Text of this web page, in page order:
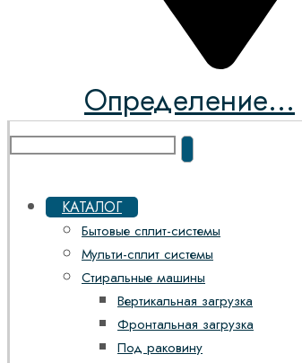
Определение...
КАТАЛОГ
Бытовые сплит-системы
Мульти-сплит системы
Стиральные машины
Вертикальная загрузка
Фронтальная загрузка
Под раковину